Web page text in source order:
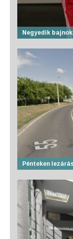
Negyedik
Pénteken